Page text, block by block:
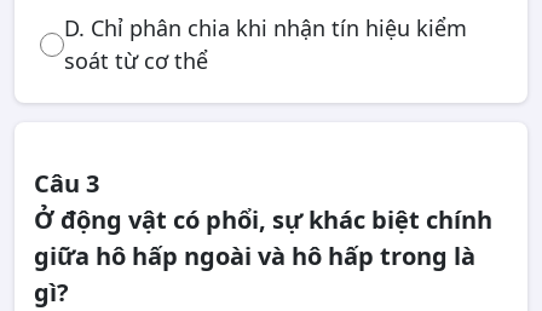
D. Chỉ phân chia khi nhận tín hiệu kiểm
soát từ cơ thể
Câu 3
Ở động vật có phổi, sự khác biệt chính
giữa hô hấp ngoài và hô hấp trong là
gì?